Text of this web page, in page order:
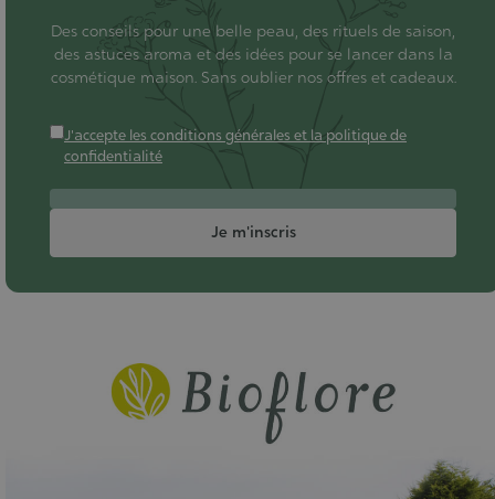
Des conseils pour une belle peau, des rituels de saison,
des astuces aroma et des idées pour se lancer dans la
cosmétique maison. Sans oublier nos offres et cadeaux.
J'accepte les conditions générales et la politique de
confidentialité
Je m'inscris